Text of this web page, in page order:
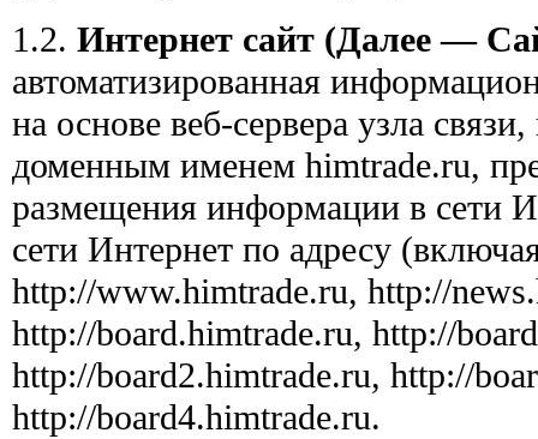
1.2. Интернет сайт (Далее —
автоматизированная
на основе веб-сервера узла
доменным именем himtrade.ru,
размещения информации в сети
сети Интернет по адресу
http://www.himtrade.ru, http://
http://board.himtrade.ru, http://
http://board2.himtrade.ru, http://
http://board4.himtrade.ru.